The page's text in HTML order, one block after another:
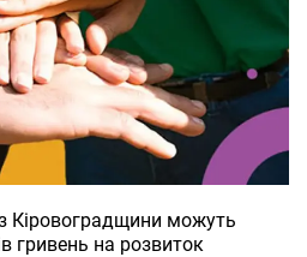
з Кіровоградщини можуть
гривень на розвиток